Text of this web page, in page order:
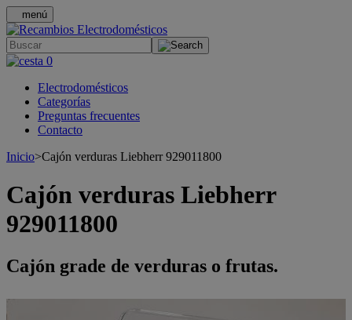
menú
0
Electrodomésticos
Categorías
Preguntas frecuentes
Contacto
Inicio>Cajón verduras Liebherr 929011800
Cajón verduras Liebherr
929011800
Cajón grade de verduras o frutas.